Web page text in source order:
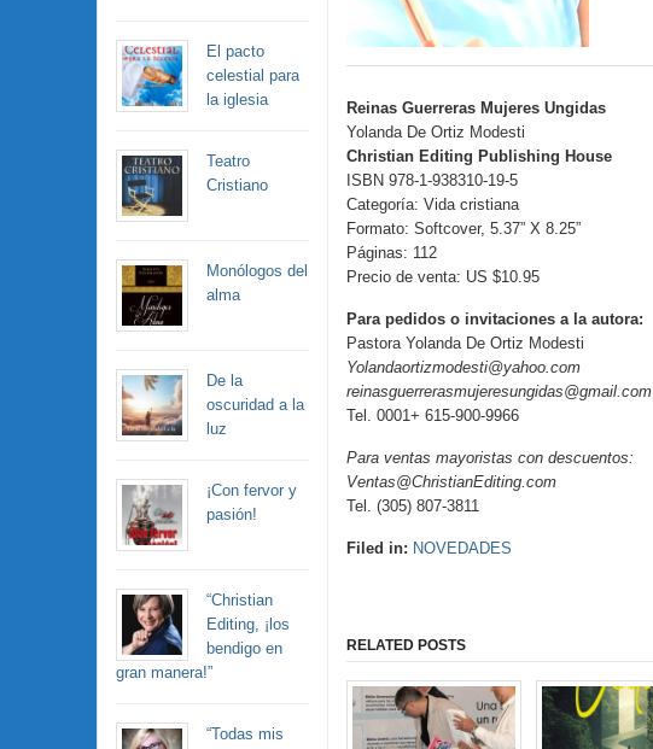
Reinas Guerreras Mujeres Ungidas
Yolanda De Ortiz Modesti
Christian Editing Publishing House
ISBN 978-1-938310-19-5
Categoría: Vida cristiana
Formato: Softcover, 5.37” X 8.25”
Páginas: 112
Precio de venta: US $10.95
Para pedidos o invitaciones a la autora:
Pastora Yolanda De Ortiz Modesti
Yolandaortizmodesti@yahoo.com
reinasguerrerasmujeresungidas@gmail.com
Tel. 0001+ 615-900-9966
Para ventas mayoristas con descuentos:
Ventas@ChristianEditing.com
Tel. (305) 807-3811
Filed in: NOVEDADES
RELATED POSTS
El pacto
celestial para
la iglesia
Teatro
Cristiano
Monólogos del
alma
De la
oscuridad a la
luz
¡Con fervor y
pasión!
“Christian
Editing, ¡los
bendigo en
gran manera!”
“Todas mis